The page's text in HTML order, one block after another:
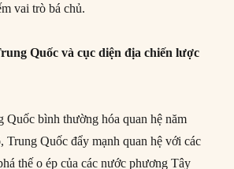
vai trò bá chủ.
Quốc và cục diện địa chiến lược
Quốc bình thường hóa quan hệ năm
Trung Quốc đẩy mạnh quan hệ với các
thế o ép của các nước phương Tây